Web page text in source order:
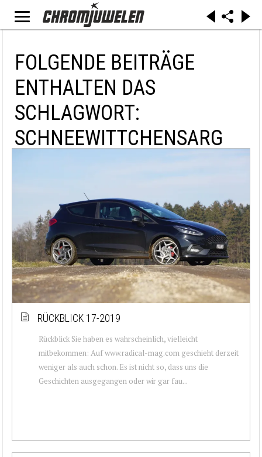
FOLGENDE BEITRÄGE
ENTHALTEN DAS
SCHLAGWORT:
SCHNEEWITTCHENSARG
RÜCKBLICK 17-2019
Rückblick Sie haben es wahrscheinlich, vielleicht
mitbekommen: Auf www.radical-mag.com geschieht derzeit
weniger als auch schon. Es ist nicht so, dass uns die
Geschichten ausgegangen oder wir gar fau...